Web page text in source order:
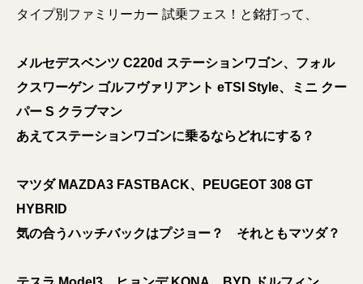
タイプ別ファミリーカー 試乗フェス！と銘打って、
メルセデスベンツ C220d ステーションワゴン、フォル
クスワーゲン ゴルフヴァリアント eTSI Style、ミニ クー
パー S クラブマン
あえてステーションワゴンに乗るならどれにする？
マツダ MAZDA3 FASTBACK、PEUGEOT 308 GT
HYBRID
気の合うハッチバックはプジョー？ それともマツダ？